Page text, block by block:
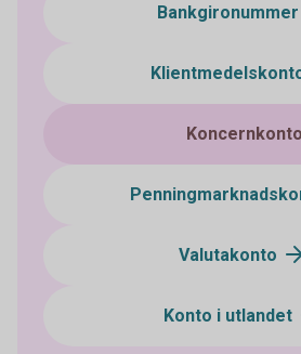
Bankgironummer
Koncernkonto
Valutakonto
Konto i utlandet